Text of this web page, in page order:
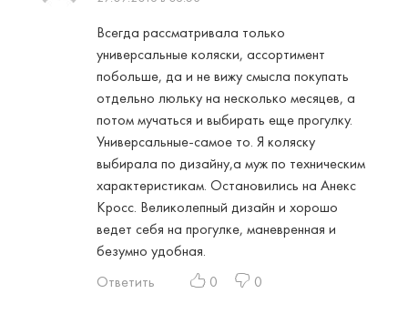
Всегда рассматривала только
универсальные коляски, ассортимент
побольше, да и не вижу смысла покупать
отдельно люльку на несколько месяцев, а
потом мучаться и выбирать еще прогулку.
Универсальные-самое то. Я коляску
выбирала по дизайну,а муж по техническим
характеристикам. Остановились на Анекс
Кросс. Великолепный дизайн и хорошо
ведет себя на прогулке, маневренная и
безумно удобная.
Ответить
0 0